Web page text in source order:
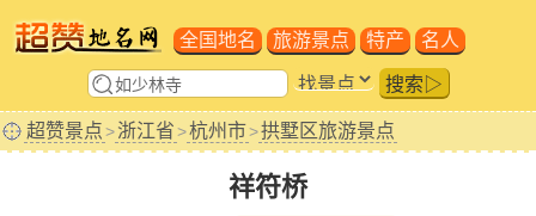
全国地名 旅游景点 特产 名人
搜索▷
超赞景点>浙江省>杭州市>拱墅区旅游景点
祥符桥